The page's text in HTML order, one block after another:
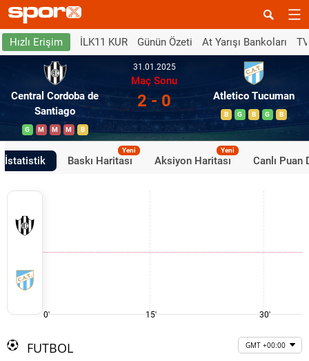
Hızlı Erişim İLK11 KUR Günün Özeti At Yarışı Bankoları
Central Cordoba de
Santiago
G M M M B
31.01.2025
Maç Sonu
2 - 0 Atletico Tucuman
B G B G B
İstatistik Baskı Haritası
Yeni
Aksiyon Haritası
Yeni
Canlı Puan
0' 15' 30'
FUTBOL GMT +00:00